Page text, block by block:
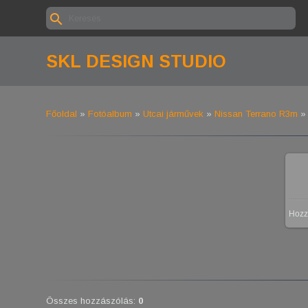
SKL DESIGN STUDIO
Főoldal » Fotóalbum » Utcai járművek » Nissan Terrano R3m »
Összes hozzászólás: 0